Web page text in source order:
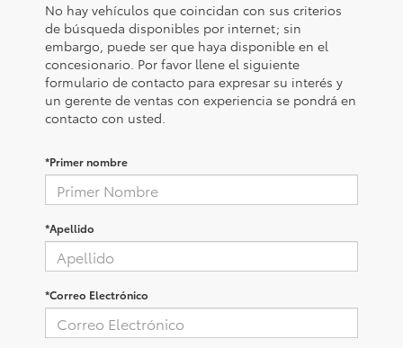
No hay vehículos que coincidan con sus criterios
de búsqueda disponibles por internet; sin
embargo, puede ser que haya disponible en el
concesionario. Por favor llene el siguiente
formulario de contacto para expresar su interés y
un gerente de ventas con experiencia se pondrá en
contacto con usted.
*Primer nombre
*Apellido
*Correo Electrónico